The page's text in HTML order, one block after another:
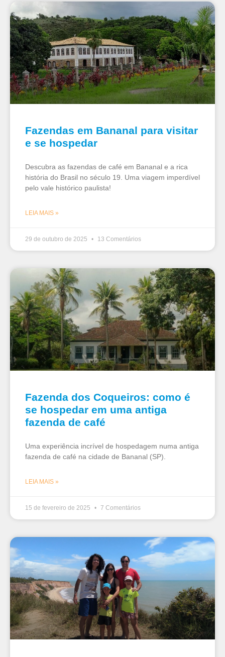
Fazendas em Bananal para visitar
e se hospedar
Descubra as fazendas de café em Bananal e a rica
história do Brasil no século 19. Uma viagem imperdível
pelo vale histórico paulista!
LEIA MAIS »
29 de outubro de 2025 13 Comentários
Fazenda dos Coqueiros: como é
se hospedar em uma antiga
fazenda de café
Uma experiência incrível de hospedagem numa antiga
fazenda de café na cidade de Bananal (SP).
LEIA MAIS »
15 de fevereiro de 2025 7 Comentários